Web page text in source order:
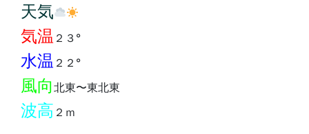
天気
気温 ２３°
水温 ２２°
風向北東〜東北東
波高 ２ｍ